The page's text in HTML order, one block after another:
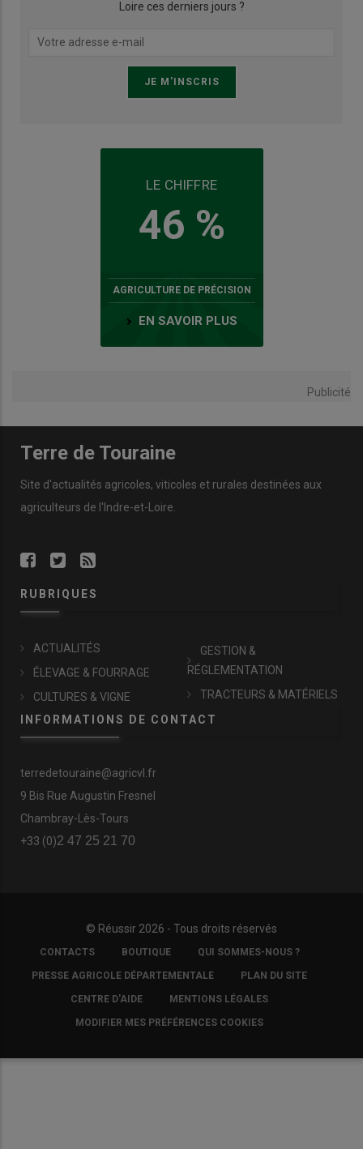
Loire ces derniers jours ?
LE CHIFFRE
46 %
AGRICULTURE DE PRÉCISION
EN SAVOIR PLUS
Publicité
Terre de Touraine
Site d'actualités agricoles, viticoles et rurales destinées aux
agriculteurs de l'Indre-et-Loire.
RUBRIQUES
ACTUALITÉS
ÉLEVAGE & FOURRAGE
CULTURES & VIGNE
GESTION &
RÉGLEMENTATION
TRACTEURS & MATÉRIELS
INFORMATIONS DE CONTACT
terredetouraine@agricvl.fr
9 Bis Rue Augustin Fresnel
Chambray-Lès-Tours
+33 (0)2 47 25 21 70
© Réussir 2026 - Tous droits réservés
FOOTER
COPYRIGHT
CONTACTS BOUTIQUE QUI SOMMES-NOUS ?
PRESSE AGRICOLE DÉPARTEMENTALE PLAN DU SITE
CENTRE D'AIDE MENTIONS LÉGALES
MODIFIER MES PRÉFÉRENCES COOKIES